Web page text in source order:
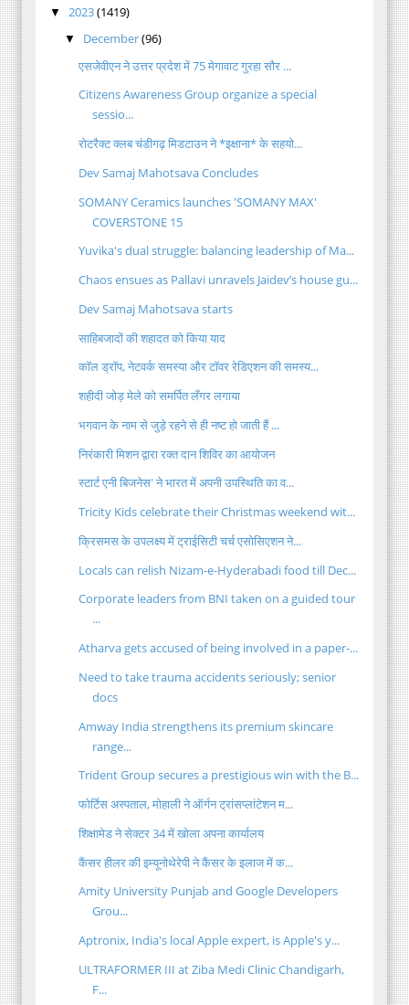
▼ 2023(1419)
▼ December(96)
एसजेवीएन ने उत्तर प्रदेश में 75 मेगावाट गुरहा सौर ...
Citizens Awareness Group organize a special
sessio...
रोटरैक्ट क्लब चंडीगढ़ मिडटाउन ने *इक्षाना* के सहयो...
Dev Samaj Mahotsava Concludes
SOMANY Ceramics launches 'SOMANY MAX'
COVERSTONE 15
Yuvika's dual struggle: balancing leadership of Ma...
Chaos ensues as Pallavi unravels Jaidev’s house gu...
Dev Samaj Mahotsava starts
साहिबजादों की शहादत को किया याद
कॉल ड्रॉप, नेटवर्क समस्या और टॉवर रेडिएशन की समस्य...
शहीदी जोड़ मेले को समर्पित लँगर लगाया
भगवान के नाम से जुड़े रहने से ही नष्ट हो जाती हैं ...
निरंकारी मिशन द्वारा रक्त दान शिविर का आयोजन
स्टार्ट एनी बिजनेस' ने भारत में अपनी उपस्थिति का व...
Tricity Kids celebrate their Christmas weekend wit...
क्रिसमस के उपलक्ष्य में ट्राईसिटी चर्च एसोसिएशन ने...
Locals can relish Nizam-e-Hyderabadi food till Dec...
Corporate leaders from BNI taken on a guided tour
...
Atharva gets accused of being involved in a paper-...
Need to take trauma accidents seriously; senior
docs
Amway India strengthens its premium skincare
range...
Trident Group secures a prestigious win with the B...
फोर्टिस अस्पताल, मोहाली ने ऑर्गन ट्रांसप्लांटेशन म...
शिक्षामेड ने सेक्टर 34 में खोला अपना कार्यालय
कैंसर हीलर की इम्यूनोथेरेपी ने कैंसर के इलाज में क...
Amity University Punjab and Google Developers
Grou...
Aptronix, India's local Apple expert, is Apple's y...
ULTRAFORMER III at Ziba Medi Clinic Chandigarh,
F...